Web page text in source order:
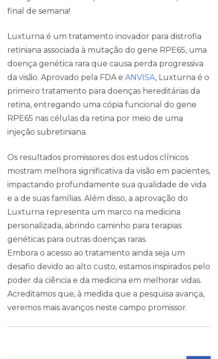
final de semana!
Luxturna é um tratamento inovador para distrofia
retiniana associada à mutação do gene RPE65, uma
doença genética rara que causa perda progressiva
da visão. Aprovado pela FDA e ANVISA, Luxturna é o
primeiro tratamento para doenças hereditárias da
retina, entregando uma cópia funcional do gene
RPE65 nas células da retina por meio de uma
injeção subretiniana.
Os resultados promissores dos estudos clínicos
mostram melhora significativa da visão em pacientes,
impactando profundamente sua qualidade de vida
e a de suas famílias. Além disso, a aprovação do
Luxturna representa um marco na medicina
personalizada, abrindo caminho para terapias
genéticas para outras doenças raras.
Embora o acesso ao tratamento ainda seja um
desafio devido ao alto custo, estamos inspirados pelo
poder da ciência e da medicina em melhorar vidas.
Acreditamos que, à medida que a pesquisa avança,
veremos mais avanços neste campo promissor.